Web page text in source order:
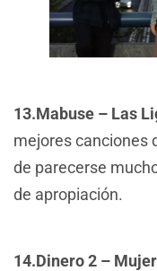
13.Mabuse – Las
mejores canciones
de parecerse
de apropiación.
14.Dinero 2 –